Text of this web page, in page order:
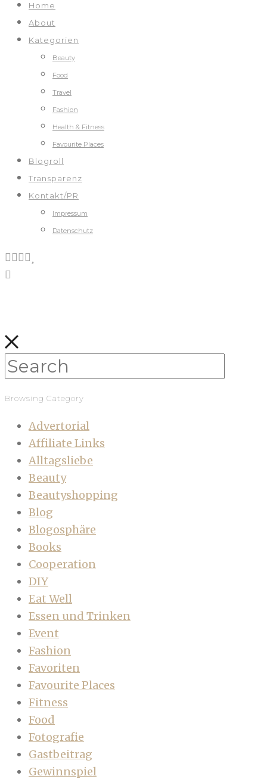
Home
About
Kategorien
Beauty
Food
Travel
Fashion
Health & Fitness
Favourite Places
Blogroll
Transparenz
Kontakt/PR
Impressum
Datenschutz
Browsing Category
Advertorial
Affiliate Links
Alltagsliebe
Beauty
Beautyshopping
Blog
Blogosphäre
Books
Cooperation
DIY
Eat Well
Essen und Trinken
Event
Fashion
Favoriten
Favourite Places
Fitness
Food
Fotografie
Gastbeitrag
Gewinnspiel